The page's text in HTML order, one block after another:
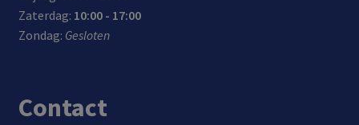
Zaterdag: 10:00 - 17:00
Zondag: Gesloten
Contact